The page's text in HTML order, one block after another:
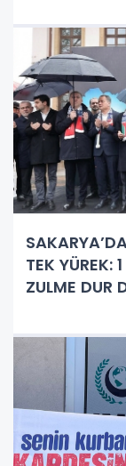
TEK YÜREK:
ZULME DUR